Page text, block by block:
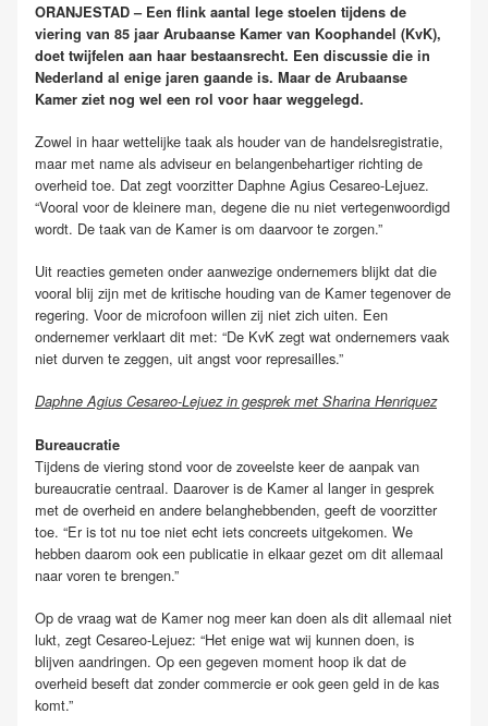
ORANJESTAD – Een flink aantal lege stoelen tijdens de
viering van 85 jaar Arubaanse Kamer van Koophandel (KvK),
doet twijfelen aan haar bestaansrecht. Een discussie die in
Nederland al enige jaren gaande is. Maar de Arubaanse
Kamer ziet nog wel een rol voor haar weggelegd.
Zowel in haar wettelijke taak als houder van de handelsregistratie,
maar met name als adviseur en belangenbehartiger richting de
overheid toe. Dat zegt voorzitter Daphne Agius Cesareo-Lejuez.
“Vooral voor de kleinere man, degene die nu niet vertegenwoordigd
wordt. De taak van de Kamer is om daarvoor te zorgen.”
Uit reacties gemeten onder aanwezige ondernemers blijkt dat die
vooral blij zijn met de kritische houding van de Kamer tegenover de
regering. Voor de microfoon willen zij niet zich uiten. Een
ondernemer verklaart dit met: “De KvK zegt wat ondernemers vaak
niet durven te zeggen, uit angst voor represailles.”
Daphne Agius Cesareo-Lejuez in gesprek met Sharina Henriquez
Bureaucratie
Tijdens de viering stond voor de zoveelste keer de aanpak van
bureaucratie centraal. Daarover is de Kamer al langer in gesprek
met de overheid en andere belanghebbenden, geeft de voorzitter
toe. “Er is tot nu toe niet echt iets concreets uitgekomen. We
hebben daarom ook een publicatie in elkaar gezet om dit allemaal
naar voren te brengen.”
Op de vraag wat de Kamer nog meer kan doen als dit allemaal niet
lukt, zegt Cesareo-Lejuez: “Het enige wat wij kunnen doen, is
blijven aandringen. Op een gegeven moment hoop ik dat de
overheid beseft dat zonder commercie er ook geen geld in de kas
komt.”